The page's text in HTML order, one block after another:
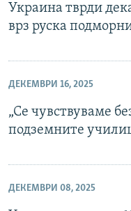
Украина тврди
врз руска
ДЕКЕМВРИ 16, 2025
„Се чувствуваме
подземните
ДЕКЕМВРИ 08, 2025